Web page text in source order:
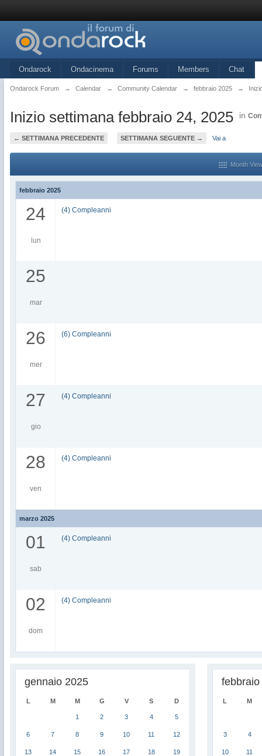
Ondarock Ondacinema Forums Members Chat
Ondarock Forum → Calendar → Community Calendar → febbraio 2025 →
Inizio settimana febbraio 24, 2025 in
← SETTIMANA PRECEDENTE SETTIMANA SEGUENTE → Vai a
Month
febbraio 2025
24
lun
(4) Compleanni
25
mar
26
mer
(6) Compleanni
27
gio
(4) Compleanni
28
ven
(4) Compleanni
marzo 2025
01
sab
(4) Compleanni
02
dom
(4) Compleanni
gennaio 2025
L M M G V S D
1 2 3 4 5
6 7 8 9 10 11 12
13 14 15 16 17 18 19
febbraio
L M
3 4
10 11